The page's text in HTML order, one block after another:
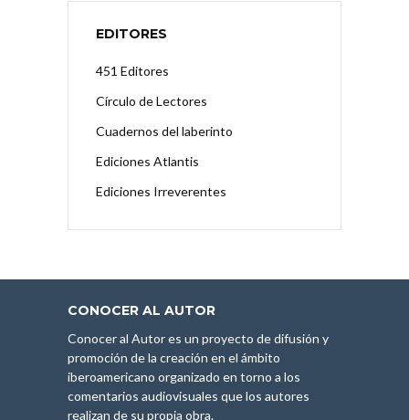
EDITORES
451 Editores
Círculo de Lectores
Cuadernos del laberinto
Ediciones Atlantis
Ediciones Irreverentes
CONOCER AL AUTOR
Conocer al Autor es un proyecto de difusión y
promoción de la creación en el ámbito
iberoamericano organizado en torno a los
comentarios audiovisuales que los autores
realizan de su propia obra.